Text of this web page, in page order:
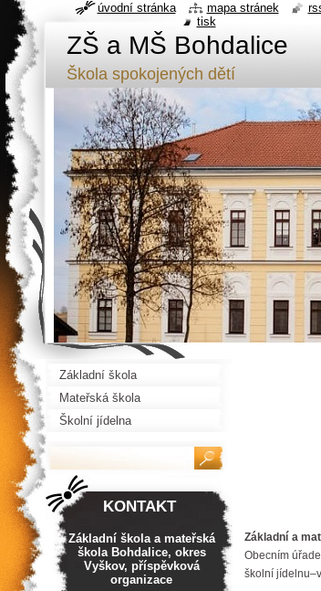
ZŠ a MŠ Bohdalice
Škola spokojených dětí
Základní a
Obecním
školní
Základní škola
Mateřská škola
Školní jídelna
KONTAKT
Základní škola a mateřská
škola Bohdalice, okres
Vyškov, příspěvková
organizace
úvodní stránka mapa stránek
tisk